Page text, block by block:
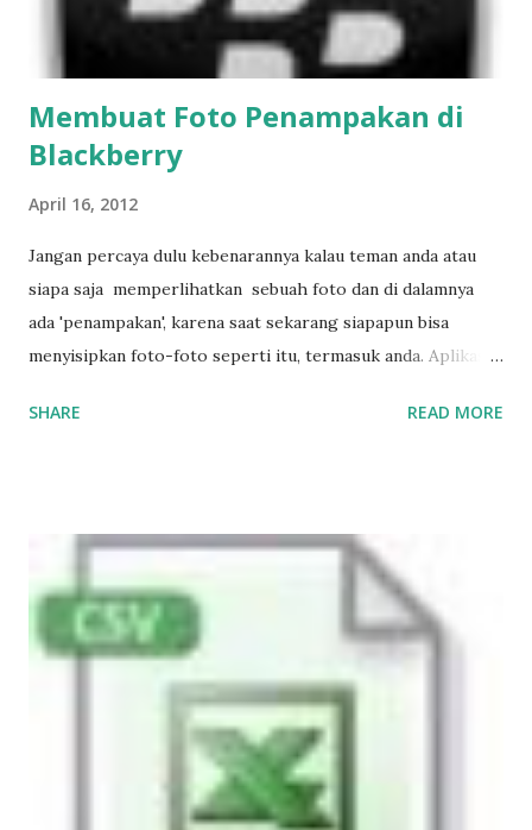
Membuat Foto Penampakan di
Blackberry
April 16, 2012
Jangan percaya dulu kebenarannya kalau teman anda atau
siapa saja memperlihatkan sebuah foto dan di dalamnya
ada 'penampakan', karena saat sekarang siapapun bisa
menyisipkan foto-foto seperti itu, termasuk anda. Aplikasi
fotonya langsung akan ada 'penampakan' tanpa harus
SHARE READ MORE